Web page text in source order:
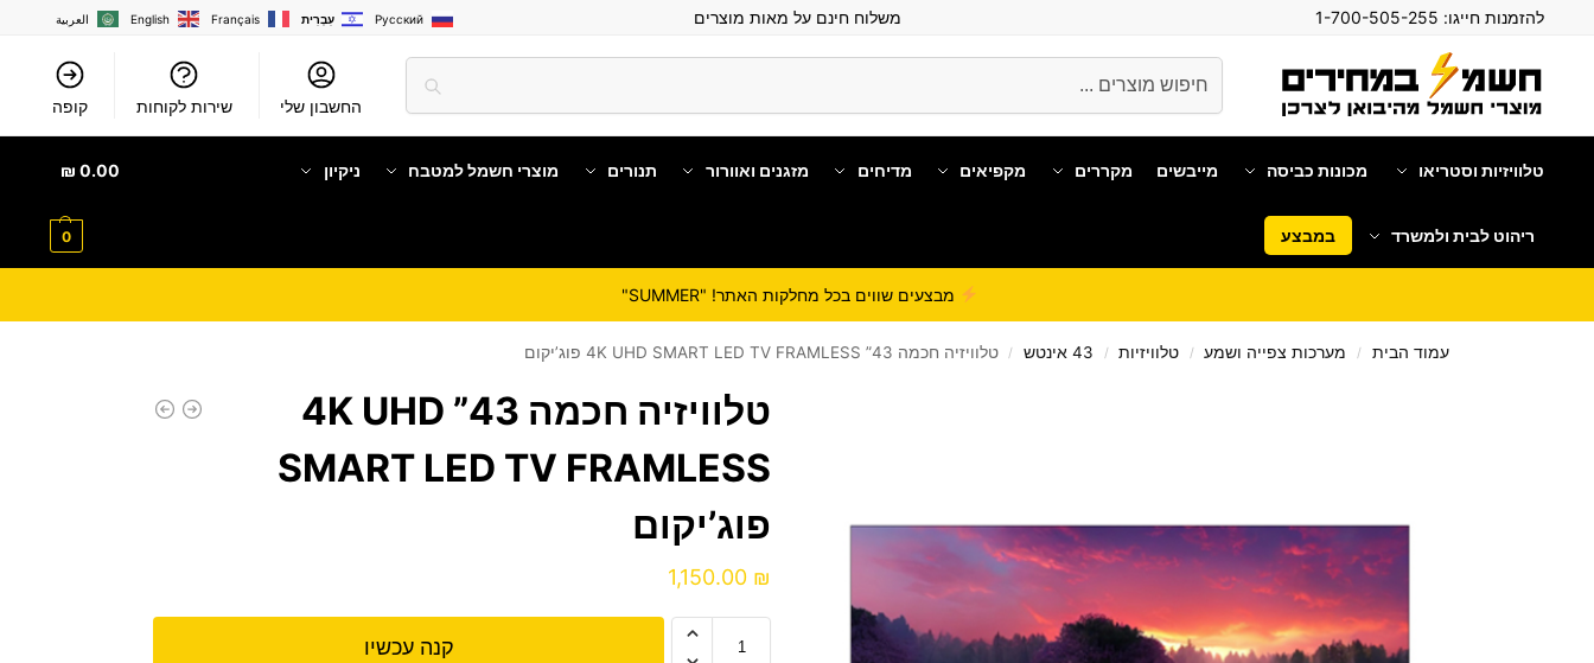
להזמנות חייגו: משלוח חינם על מאות מוצרים العربية English Français עִבְרִית Русский
החשבון שלי שירות לקוחות קופה
טלוויזיות וסטריאו מכונות כביסה מייבשים מקררים מקפיאים מדיחים מזגנים ואוורור תנורים מוצרי חשמל למטבח ניקיון
ריהוט לבית ולמשרד במבצע
0.00
₪
0
מבצעים שווים בכל מחלקות האתר! "SUMMER"
עמוד הבית / מערכות צפייה ושמע / טלוויזיות / 43 אינטש / טלוויזיה חכמה 43” 4K UHD SMART LED TV FRAMLESS פוג’יקום
טלוויזיה חכמה 43” 4K UHD
SMART LED TV FRAMLESS
פוג’יקום
1,150.00 ₪
קנה עכשיו